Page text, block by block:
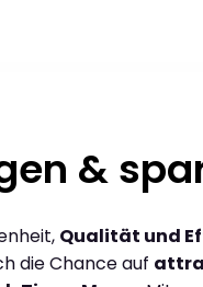
&
Qualität und
die Chance auf